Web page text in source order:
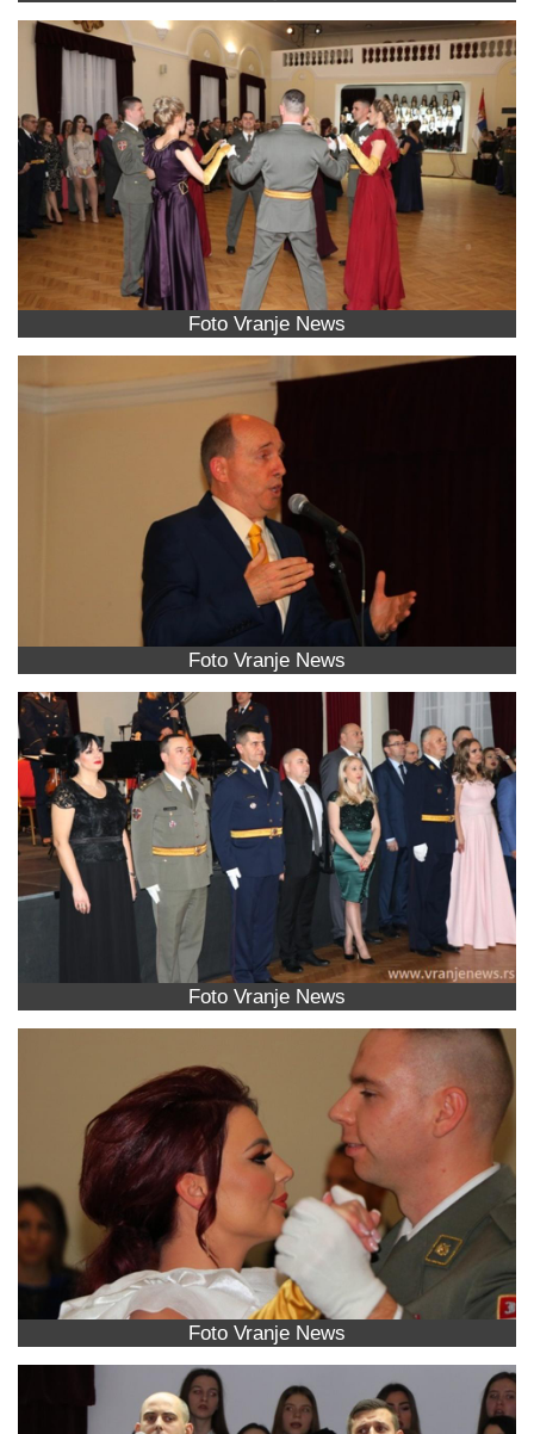
Foto Vranje News
Foto Vranje News
Foto Vranje News
Foto Vranje News